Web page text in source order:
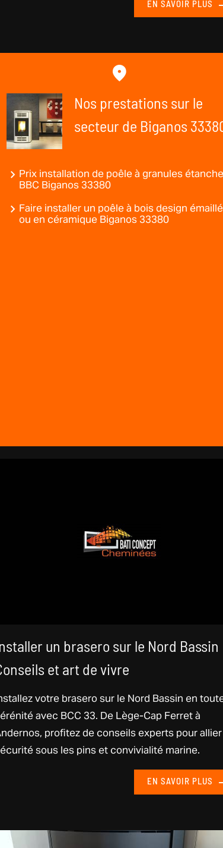
EN SAVOIR PLUS
Nos prestations sur le
secteur de Biganos
Prix installation de poêle à granules
BBC Biganos 33380
Faire installer un poêle à bois design émaillé
ou en céramique Biganos 33380
un brasero sur le Nord Bassin
et art de vivre
votre brasero sur le Nord Bassin en
avec BCC 33. De Lège-Cap Ferret à
profitez de conseils experts pour allier
sous les pins et convivialité marine.
EN SAVOIR PLUS